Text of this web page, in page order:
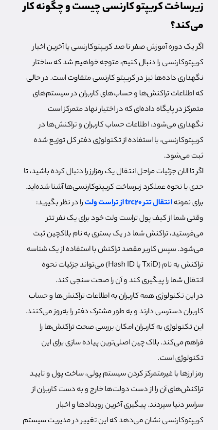
زیرساخت کریپتو کارنسی چیست و چگونه کار
می‌کند؟
اگر یک دوره آموزش صفر تا صد کریپتوکارنسی یا آخرین اخبار
کریپتوکارنسی را دنبال کنیم، متوجه خواهیم شد کهساختار
نگهداری داده‌ها نیز در کریپتو کارنسی متفاوت است. در حالی
که اطلاعات تراکنش‌ها و حساب‌های کاربران در سیستم‌های
متمرکز در پایگاه داده‌ای که در اختیار نهاد متمرکز است
نگهداری می‌شود، اطلاعات حساب کاربران و تراکنش‌ها در
کریپتوکارنسی، با استفاده از تکنولوژی دفتر کل توزیع شده
ثبت می‌شود.
اگر تا الان جزئیات مراحل انتقال یک رمزارز را دنبال کرده باشید، تا
حدی با نحوه عملکرد زیرساخت کریپتوکارنسی‌ها آشنا شده‌اید.
برای نمونهانتقال تتر trc20 از تراست ولت
را در نظر بگیرید:
وقتی شما از کیف پول تراست ولت خود برای یک نفر تتر
می‌فرستید، تراکنش شما در یک بستری به نام بلاکچین ثبت
می‌شود. سپس کاربر مقصد تراکنش با استفاده از یک شناسه
تراکنش به نام (TxiD یا Hash ID) می‌تواند جزئیات نحوه
انتقال شما را پیگیری کند و آن را صحت سنجی کند.
در این تکنولوژی همه کاربران به اطلاعات تراکنش‌ها و حساب
کاربران دسترسی دارند و به طور مشترک دفتر را به‌روز می‌کنند.
این تکنولوژی به کاربران امکان بررسی صحت تراکنش‌ها را
فراهم می‌کند. بلاک چین اصلی‌ترین پیاده سازی برای این
تکنولوژی است.
رمز ارزها با غیرمتمرکز کردن سیستم پولی، ساخت پول و تایید
تراکنش‌های آن را از دست دولت‌ها خارج و به دست کاربران از
سراسر دنیا سپردند. پیگیری آخرین رویدادها و اخبار
کریپتوکارنسی نشان می‌دهد که این تغییر در مدیریت سیستم